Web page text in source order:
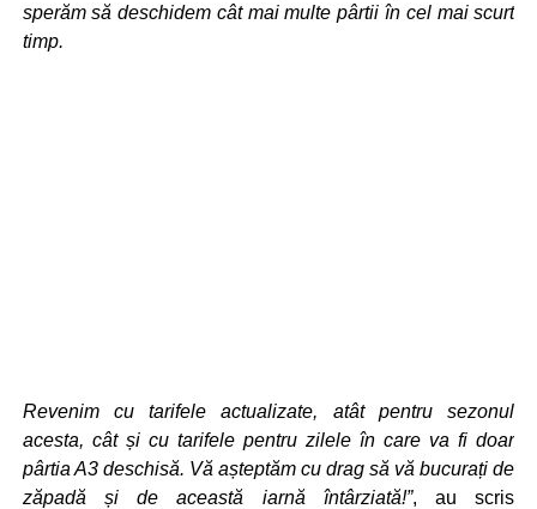
sperăm să deschidem cât mai multe pârtii în cel mai scurt
timp.
Revenim cu tarifele actualizate, atât pentru sezonul
acesta, cât și cu tarifele pentru zilele în care va fi doar
pârtia A3 deschisă. Vă așteptăm cu drag să vă bucurați de
zăpadă și de această iarnă întârziată!”, au scris